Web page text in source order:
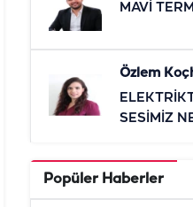
MAVİ
Özlem
SESİMİZ
Popüler Haberler